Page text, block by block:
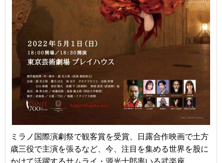
ミラノ国際演劇祭で観客賞を受賞、日露合作映画で土方
歳三役で主演を張るなど、今、注目を集める世界を股に